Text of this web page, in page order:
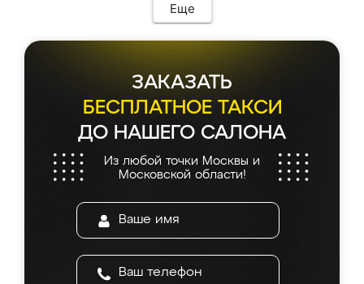
Еще
ЗАКАЗАТЬ
БЕСПЛАТНОЕ ТАКСИ
ДО НАШЕГО САЛОНА
Из любой точки Москвы и
Московской области!